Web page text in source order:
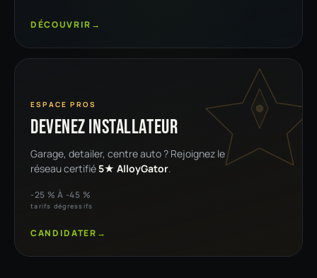
DÉCOUVRIR →
ESPACE PROS
Devenez installateur
Garage, detailer, centre auto ? Rejoignez le
réseau certifié 5★ AlloyGator.
-25 % À -45 %
tarifs dégressifs
CANDIDATER →